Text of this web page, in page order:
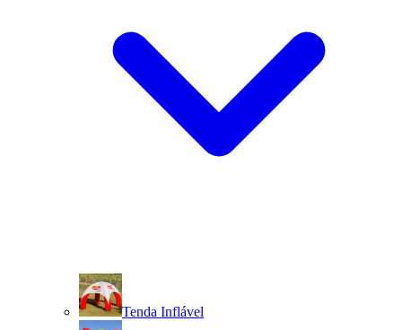
Tenda Inflável